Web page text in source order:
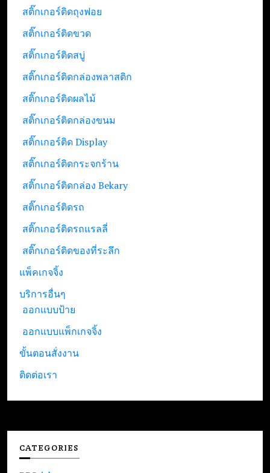
สติ๊กเกอร์ติดถุงฟอย
สติ๊กเกอร์ติดขวด
สติ๊กเกอร์ติดสบู่
สติ๊กเกอร์ติดกล่องพลาสติก
สติ๊กเกอร์ติดผลไม้
สติ๊กเกอร์ติดกล่องขนม
สติ๊กเกอร์ติด Display
สติ๊กเกอร์ติดกระจกร้าน
สติ๊กเกอร์ติดกล่อง Bekary
สติ๊กเกอร์ติดรถ
สติ๊กเกอร์ติดรถแรลลี่
สติ๊กเกอร์ติดของที่ระลึก
แพ็คเกจจิ้ง
บริการอื่นๆ
ออกแบบป้าย
ออกแบบแพ็กเกจจิ้ง
ขั้นตอนสั่งงาน
ติดต่อเรา
CATEGORIES